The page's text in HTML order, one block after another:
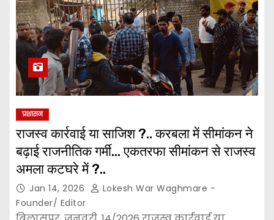
प्रशासन
राजस्व कार्रवाई या साजिश ?.. करबला में सीमांकन ने
बढ़ाई राजनीतिक गर्मी… एकतरफा सीमांकन से राजस्व
अमला कटघरे में ?..
Jan 14, 2026
Lokesh War Waghmare -
Founder/ Editor